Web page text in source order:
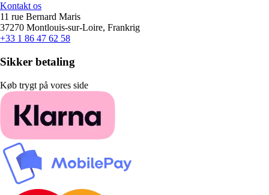
Kontakt os
11 rue Bernard Maris
37270 Montlouis-sur-Loire, Frankrig
+33 1 86 47 62 58
Sikker betaling
Køb trygt på vores side